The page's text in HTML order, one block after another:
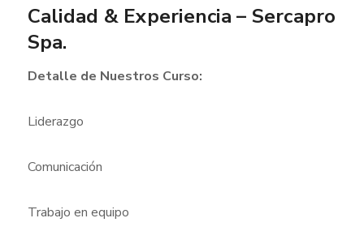
Calidad & Experiencia – Sercapro
Spa.
Detalle de Nuestros Curso:
Liderazgo
Comunicación
Trabajo en equipo